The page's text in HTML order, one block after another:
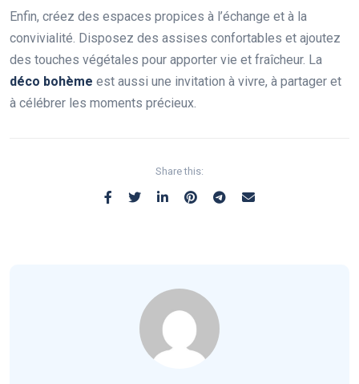
Enfin, créez des espaces propices à l’échange et à la
convivialité. Disposez des assises confortables et ajoutez
des touches végétales pour apporter vie et fraîcheur. La
déco bohème est aussi une invitation à vivre, à partager et
à célébrer les moments précieux.
Share this: